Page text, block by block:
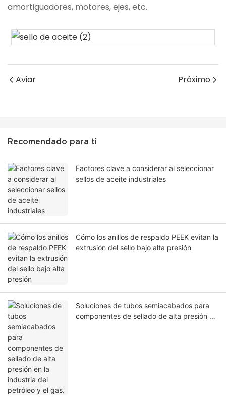
amortiguadores, motores, ejes, etc.
Aviar Próximo
Recomendado para ti
Factores clave a considerar al seleccionar
sellos de aceite industriales
Cómo los anillos de respaldo PEEK evitan la
extrusión del sello bajo alta presión
Soluciones de tubos semiacabados para
componentes de sellado de alta presión en